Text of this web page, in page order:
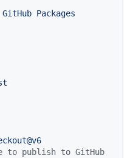
GitHub Packages
to publish to GitHub